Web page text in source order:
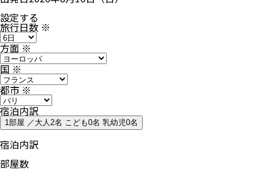
設定する
旅行日数 ※
方面※
国※
都市※
宿泊内訳
1部屋 ／大人2名 こども0名 乳幼児0名
宿泊内訳
部屋数